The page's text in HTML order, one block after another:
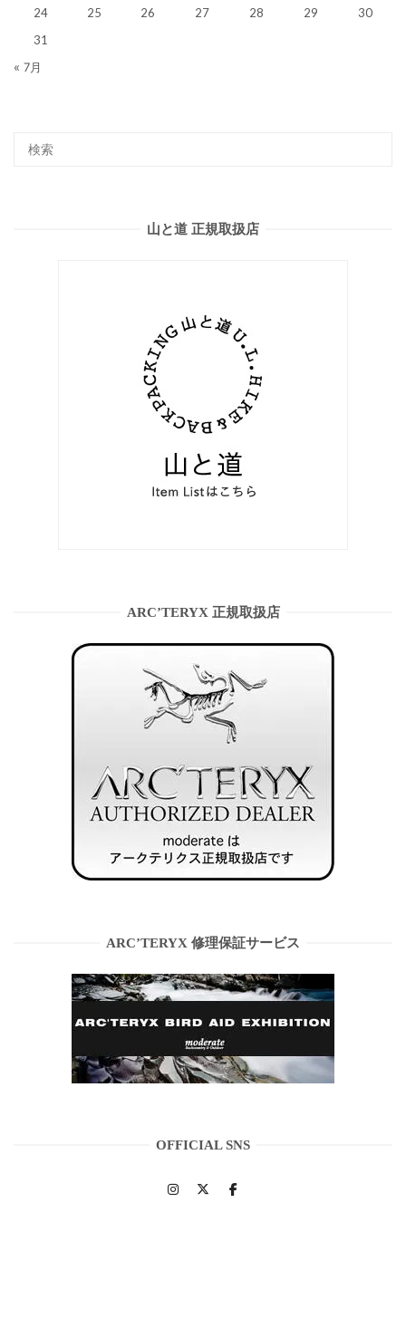
24 25 26 27 28 29
30
31
« 7月
山と道 正規取扱店
ARC’TERYX 正規取扱店
ARC’TERYX 修理保証サービス
OFFICIAL SNS